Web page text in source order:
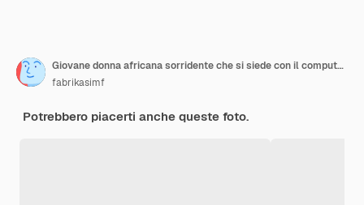
Giovane donna africana sorridente che si siede con il computer portatile in caffetteria
fabrikasimf
Potrebbero piacerti anche queste foto.